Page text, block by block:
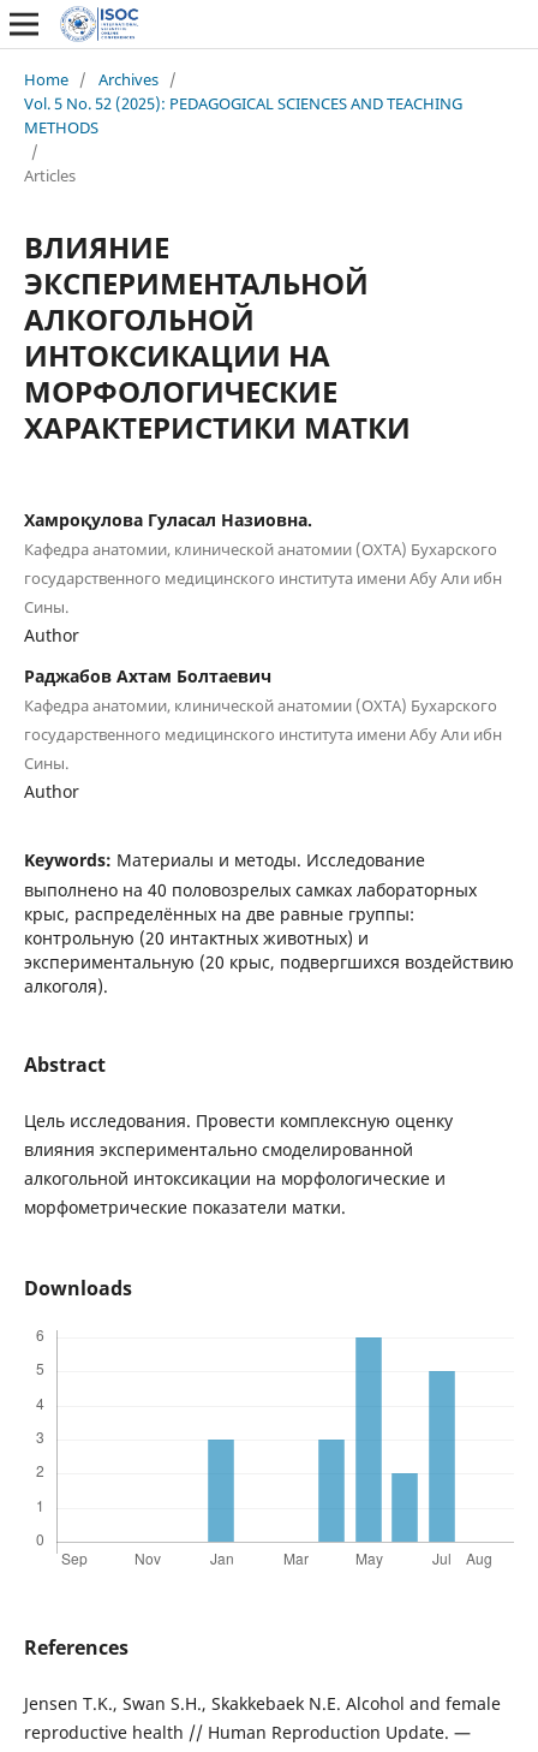
Home / Archives /
Vol. 5 No. 52 (2025): PEDAGOGICAL SCIENCES AND TEACHING
METHODS
/
Articles
ВЛИЯНИЕ
ЭКСПЕРИМЕНТАЛЬНОЙ
АЛКОГОЛЬНОЙ
ИНТОКСИКАЦИИ НА
МОРФОЛОГИЧЕСКИЕ
ХАРАКТЕРИСТИКИ МАТКИ
Хамроқулова Гуласал Назиовна.
Кафедра анатомии, клинической анатомии (ОХТА) Бухарского
государственного медицинского института имени Абу Али ибн
Сины.
Author
Раджабов Ахтам Болтаевич
Кафедра анатомии, клинической анатомии (ОХТА) Бухарского
государственного медицинского института имени Абу Али ибн
Сины.
Author
Keywords: Материалы и методы. Исследование
выполнено на 40 половозрелых самках лабораторных
крыс, распределённых на две равные группы:
контрольную (20 интактных животных) и
экспериментальную (20 крыс, подвергшихся воздействию
алкоголя).
Abstract
Цель исследования. Провести комплексную оценку
влияния экспериментально смоделированной
алкогольной интоксикации на морфологические и
морфометрические показатели матки.
Downloads
References
Jensen T.K., Swan S.H., Skakkebaek N.E. Alcohol and female
reproductive health // Human Reproduction Update. —